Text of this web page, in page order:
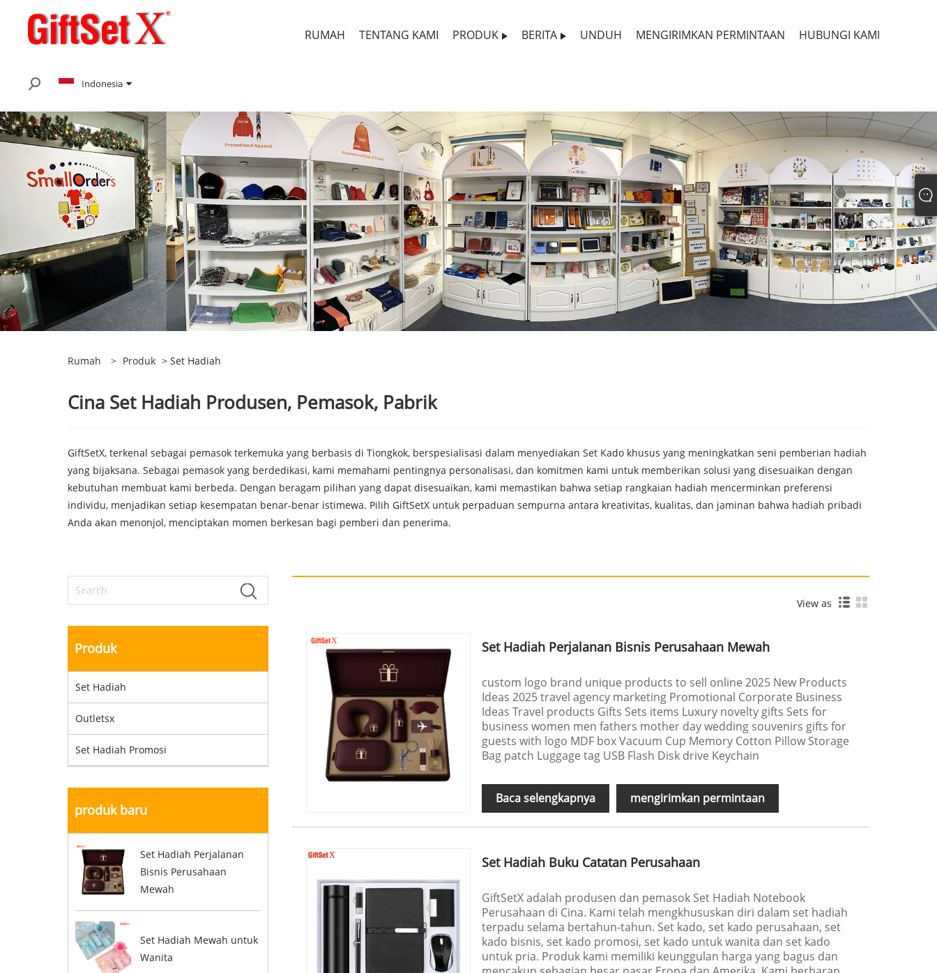
RUMAH TENTANG KAMI PRODUK BERITA UNDUH MENGIRIMKAN PERMINTAAN HUBUNGI KAMI
Indonesia
Rumah > Produk > Set Hadiah
Cina Set Hadiah Produsen, Pemasok, Pabrik
GiftSetX, terkenal sebagai pemasok terkemuka yang berbasis di Tiongkok, berspesialisasi dalam menyediakan Set Kado khusus yang meningkatkan seni pemberian hadiah
yang bijaksana. Sebagai pemasok yang berdedikasi, kami memahami pentingnya personalisasi, dan komitmen kami untuk memberikan solusi yang disesuaikan dengan
kebutuhan membuat kami berbeda. Dengan beragam pilihan yang dapat disesuaikan, kami memastikan bahwa setiap rangkaian hadiah mencerminkan preferensi
individu, menjadikan setiap kesempatan benar-benar istimewa. Pilih GiftSetX untuk perpaduan sempurna antara kreativitas, kualitas, dan jaminan bahwa hadiah pribadi
Anda akan menonjol, menciptakan momen berkesan bagi pemberi dan penerima.
Produk
Set Hadiah
Outletsx
Set Hadiah Promosi
produk baru
Set Hadiah Perjalanan
Bisnis Perusahaan
Mewah
Set Hadiah Mewah untuk
Wanita
View as
Set Hadiah Perjalanan Bisnis Perusahaan Mewah
custom logo brand unique products to sell online 2025 New Products
Ideas 2025 travel agency marketing Promotional Corporate Business
Ideas Travel products Gifts Sets items Luxury novelty gifts Sets for
business women men fathers mother day wedding souvenirs gifts for
guests with logo MDF box Vacuum Cup Memory Cotton Pillow Storage
Bag patch Luggage tag USB Flash Disk drive Keychain
Baca selengkapnya mengirimkan permintaan
Set Hadiah Buku Catatan Perusahaan
GiftSetX adalah produsen dan pemasok Set Hadiah Notebook
Perusahaan di Cina. Kami telah mengkhususkan diri dalam set hadiah
terpadu selama bertahun-tahun. Set kado, set kado perusahaan, set
kado bisnis, set kado promosi, set kado untuk wanita dan set kado
untuk pria. Produk kami memiliki keunggulan harga yang bagus dan